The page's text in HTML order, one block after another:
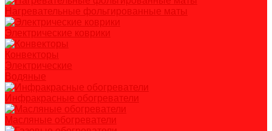
Нагревательные фольгированные маты
Электрические коврики
Конвекторы
Электрические
Водяные
Инфракрасные обогреватели
Масляные обогреватели